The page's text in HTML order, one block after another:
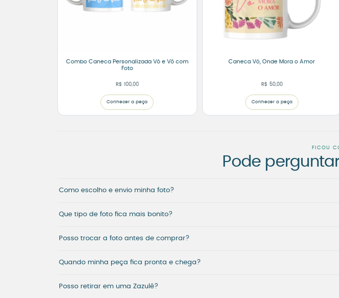
Combo Caneca Personalizada Vó e Vô com
Foto
R$ 100,00
Conhecer a peça
Caneca Vó, Onde Mora o Amor
R$ 50,00
Conhecer a peça
FICOU
Pode
Como escolho e envio minha foto?
Que tipo de foto fica mais bonito?
Posso trocar a foto antes de comprar?
Quando minha peça fica pronta e chega?
Posso retirar em uma Zazulê?